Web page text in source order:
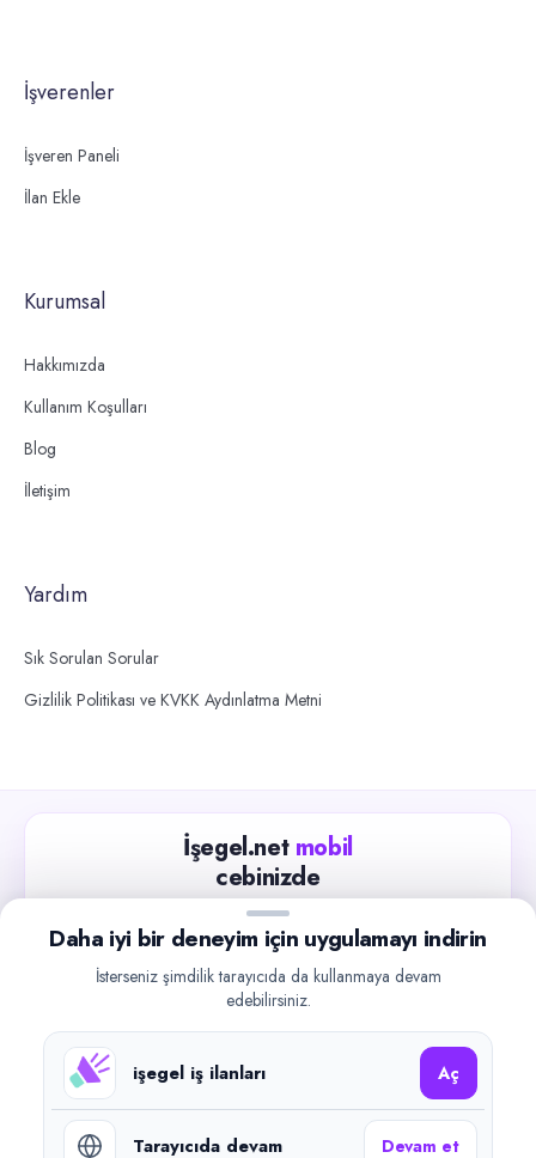
İşverenler
İşveren Paneli
İlan Ekle
Kurumsal
Hakkımızda
Kullanım Koşulları
Blog
İletişim
Yardım
Sık Sorulan Sorular
Gizlilik Politikası ve KVKK Aydınlatma Metni
İşegel.net mobil
cebinizde
Güncel iş ilanlarını takip edin, işverenlerle hızlıca
iletişime geçin.
Google Play
©2026işegel.net. Tüm hakları saklıdır.
Daha iyi bir deneyim için uygulamayı indirin
İsterseniz şimdilik tarayıcıda da kullanmaya devam
edebilirsiniz.
işegel iş ilanları Aç
Tarayıcıda devam Devam et